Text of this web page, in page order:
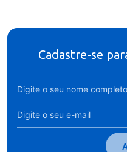
Cadastre-se